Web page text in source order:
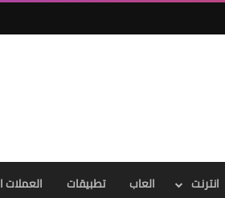
انترنت العاب تطبيقات العملات